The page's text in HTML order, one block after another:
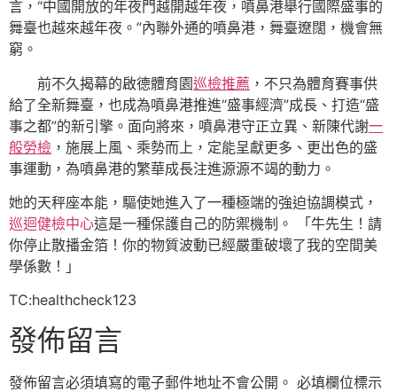
言，“中國開放的年夜門越開越年夜，噴鼻港舉行國際盛事的
舞臺也越來越年夜。”內聯外通的噴鼻港，舞臺遼闊，機會無
窮。
前不久揭幕的啟德體育園巡檢推薦 ，不只為體育賽事供
給了全新舞臺，也成為噴鼻港推進“盛事經濟”成長、打造“盛
事之都”的新引擎。面向將來，噴鼻港守正立異、新陳代謝一
般勞檢 ，施展上風、乘勢而上，定能呈獻更多、更出色的盛
事運動，為噴鼻港的繁華成長注進源源不竭的動力。
她的天秤座本能，驅使她進入了一種極端的強迫協調模式，
巡迴健檢中心這是一種保護自己的防禦機制。 「牛先生！請
你停止散播金箔！你的物質波動已經嚴重破壞了我的空間美
學係數！」
TC:healthcheck123
發佈留言
發佈留言必須填寫的電子郵件地址不會公開。 必填欄位標示